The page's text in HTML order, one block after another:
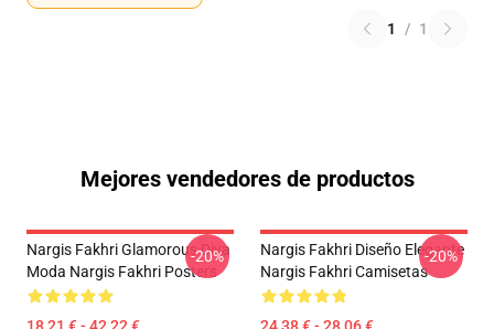
1 / 1
Mejores vendedores de productos
Nargis Fakhri Glamorous Diva
Moda Nargis Fakhri Posters
-20%
Nargis Fakhri Diseño Elegante
Nargis Fakhri Camisetas
-20%